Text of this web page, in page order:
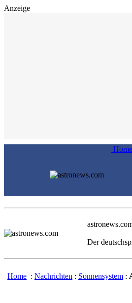
Anzeige
Home
Der
Home : Nachrichten : Sonnensystem :